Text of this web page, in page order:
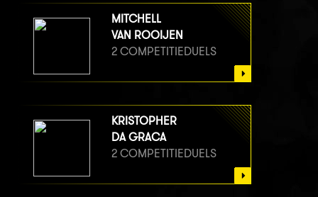
MITCHELL
VAN ROOIJEN
2 COMPETITIEDUELS
KRISTOPHER
DA GRACA
2 COMPETITIEDUELS